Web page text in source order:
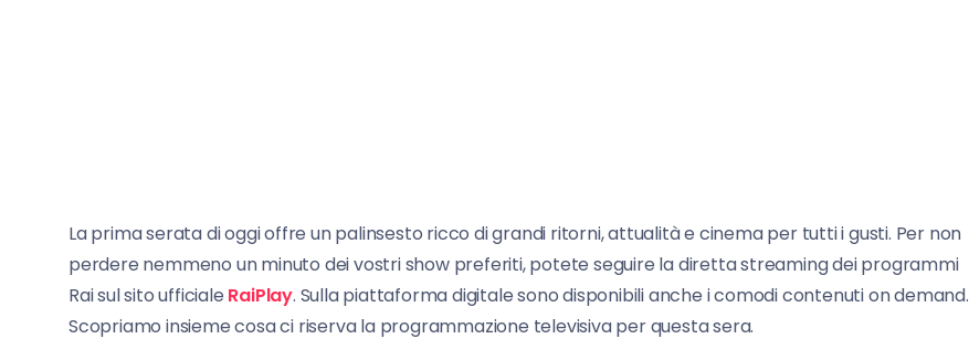
La prima serata di oggi offre un palinsesto ricco di grandi ritorni, attualità e cinema per tutti i gusti. Per non
perdere nemmeno un minuto dei vostri show preferiti, potete seguire la diretta streaming dei programmi
Rai sul sito ufficiale RaiPlay. Sulla piattaforma digitale sono disponibili anche i comodi contenuti on demand.
Scopriamo insieme cosa ci riserva la programmazione televisiva per questa sera.